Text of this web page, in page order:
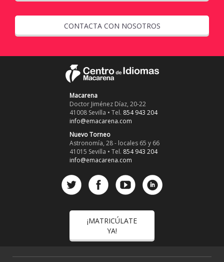
CONTACTA CON NOSOTROS
Macarena
Doctor Jiménez Díaz, 20-22
41008 Sevilla • Tel. 854 943 204
info@emacarena.com
Nuevo Torneo
Astronomía, 28 - locales 65 y 66
41015 Sevilla • Tel. 854 943 204
info@emacarena.com
¡MATRICÚLATE
YA!